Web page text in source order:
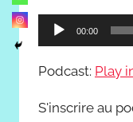
Lecteur
audio
00:00
Podcast: Play
S'inscrire au